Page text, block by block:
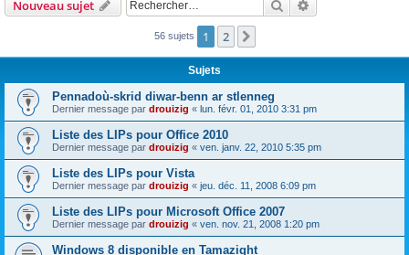
c
r
Nouveau sujet Rechercher
56 sujets 1 2
Sujets
Pennadoù-skrid diwar-benn ar stlenneg
Dernier message par drouizig « lun. févr. 01, 2010 3:31 pm
Liste des LIPs pour Office 2010
Dernier message par drouizig « ven. janv. 22, 2010 5:35 pm
Liste des LIPs pour Vista
Dernier message par drouizig « jeu. déc. 11, 2008 6:09 pm
Liste des LIPs pour Microsoft Office 2007
Dernier message par drouizig « ven. nov. 21, 2008 1:20 pm
Windows 8 disponible en Tamazight